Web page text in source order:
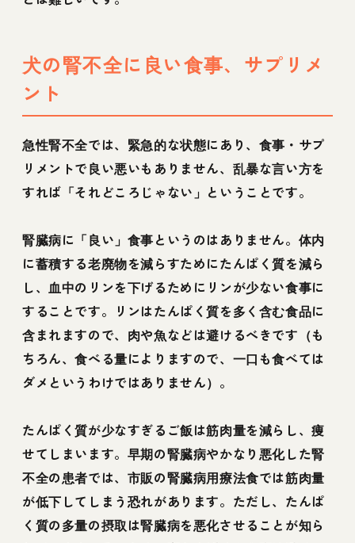
犬の腎不全に良い食事、サプリメ
ント
急性腎不全では、緊急的な状態にあり、食事・サプ
リメントで良い悪いもありません、乱暴な言い方を
すれば「それどころじゃない」ということです。
腎臓病に「良い」食事というのはありません。体内
に蓄積する老廃物を減らすためにたんぱく質を減ら
し、血中のリンを下げるためにリンが少ない食事に
することです。リンはたんぱく質を多く含む食品に
含まれますので、肉や魚などは避けるべきです（も
ちろん、食べる量によりますので、一口も食べては
ダメというわけではありません）。
たんぱく質が少なすぎるご飯は筋肉量を減らし、痩
せてしまいます。早期の腎臓病やかなり悪化した腎
不全の患者では、市販の腎臓病用療法食では筋肉量
が低下してしまう恐れがあります。ただし、たんぱ
く質の多量の摂取は腎臓病を悪化させることが知ら